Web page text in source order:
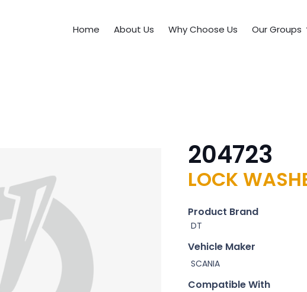
Home About Us Why Choose Us Our Groups
204723
LOCK
Product Brand
DT
Vehicle Maker
SCANIA
Compatible With